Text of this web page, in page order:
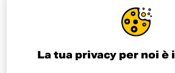
spingere. Ecco perché so andare a
quella massima. Mentre correvo ho
due master. Studiavo anatomia,
qualifiche, tornavo a casa, “Papà,
La tua privacy per noi